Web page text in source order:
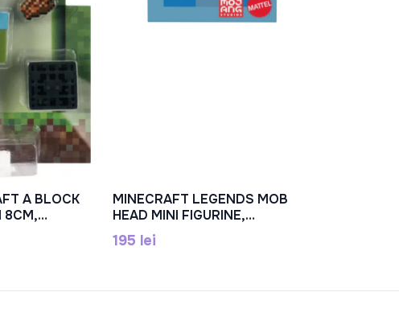
A BLOCK
8CM,
În Coș
MINECRAFT LEGENDS MOB
HEAD MINI FIGURINE,
MTHDV64
195 lei